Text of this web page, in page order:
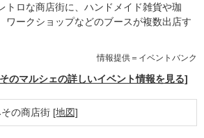
トロな商店街に、ハンドメイド雑貨や珈
ワークショップなどのブースが複数出店す
情報提供＝イベントバンク
のマルシェの詳しいイベント情報を見る]
の商店街 [地図]